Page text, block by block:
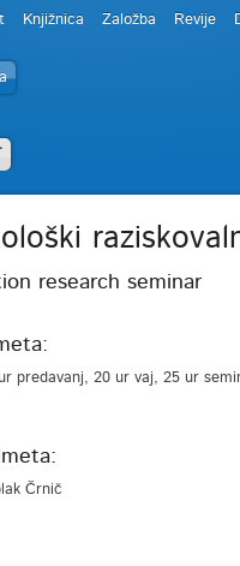
Knjižnica Založba Revije
research seminar
predavanj, 20 ur vaj, 25 ur
Črnič